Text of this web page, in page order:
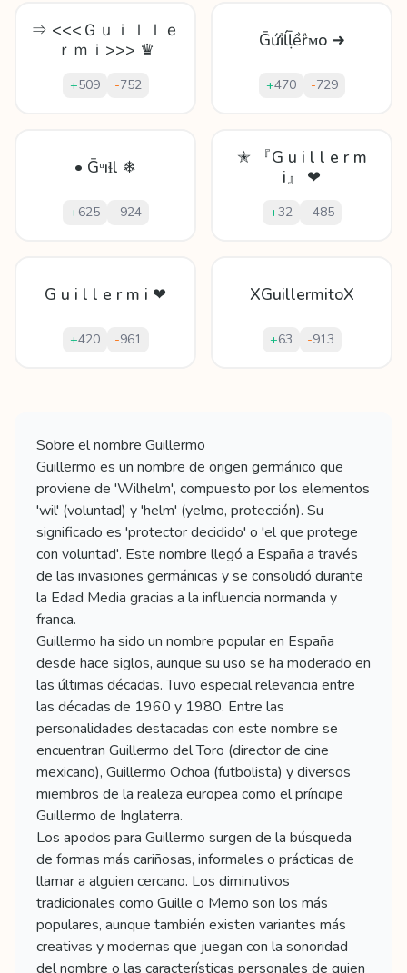
⇒ <<<Ｇｕｉｌｌｅ
ｒｍｉ>>> ♛
+509 -752
Ḡứỉĺḹềȑᴍo ➜
+470 -729
• Ḡᵘıɬl ❄
+625 -924
✭ 『G u i l l e r m
i』 ❤
+32 -485
G u i l l e r m i ❤
+420 -961
XGuillermitoX
+63 -913
Sobre el nombre Guillermo
Guillermo es un nombre de origen germánico que
proviene de 'Wilhelm', compuesto por los elementos
'wil' (voluntad) y 'helm' (yelmo, protección). Su
significado es 'protector decidido' o 'el que protege
con voluntad'. Este nombre llegó a España a través
de las invasiones germánicas y se consolidó durante
la Edad Media gracias a la influencia normanda y
franca.
Guillermo ha sido un nombre popular en España
desde hace siglos, aunque su uso se ha moderado en
las últimas décadas. Tuvo especial relevancia entre
las décadas de 1960 y 1980. Entre las
personalidades destacadas con este nombre se
encuentran Guillermo del Toro (director de cine
mexicano), Guillermo Ochoa (futbolista) y diversos
miembros de la realeza europea como el príncipe
Guillermo de Inglaterra.
Los apodos para Guillermo surgen de la búsqueda
de formas más cariñosas, informales o prácticas de
llamar a alguien cercano. Los diminutivos
tradicionales como Guille o Memo son los más
populares, aunque también existen variantes más
creativas y modernas que juegan con la sonoridad
del nombre o las características personales de quien